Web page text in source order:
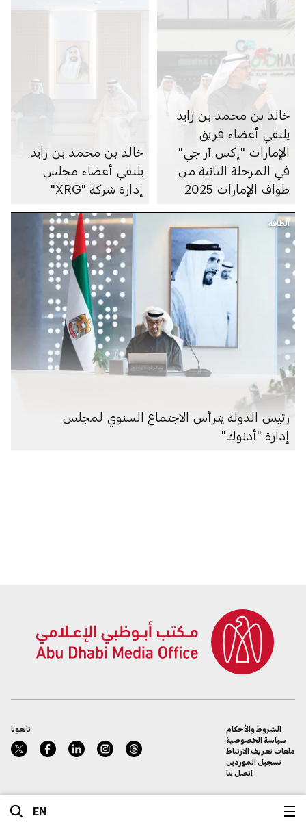
EN
خالد بن محمد بن زايد
يلتقي أعضاء فريق
الإمارات "إكس آر جي"
في المرحلة الثانية من
طواف الإمارات 2025
خالد بن محمد بن زايد
يلتقي أعضاء مجلس
إدارة شركة "XRG"
الطاقة
رئيس الدولة يترأس الاجتماع السنوي لمجلس
إدارة "أدنوك"
تابعونا
الشروط والأحكام
سياسة الخصوصية
ملفات تعريف الارتباط
تسجيل الموردين
اتصل بنا